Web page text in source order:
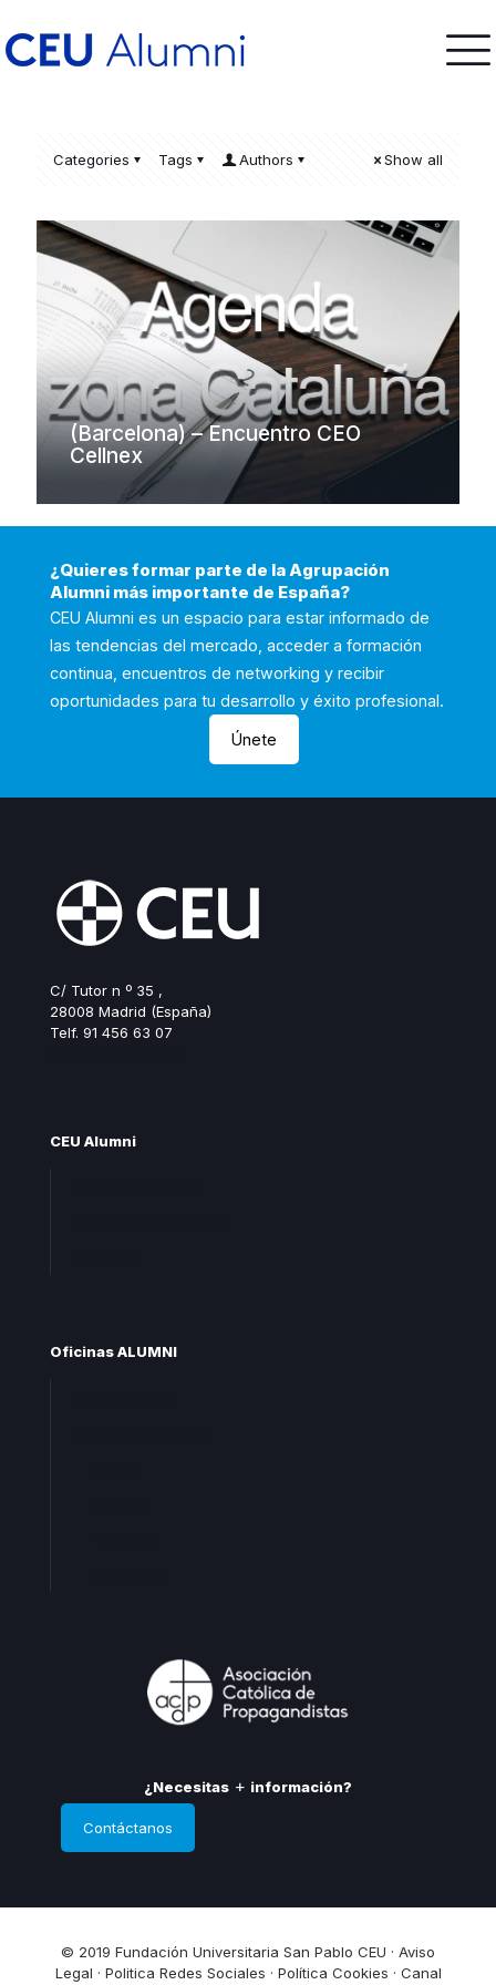
Categories Tags Authors Show all
(Barcelona) – Encuentro CEO
Cellnex
¿Quieres formar parte de la Agrupación
Alumni más importante de España?
CEU Alumni es un espacio para estar informado de
las tendencias del mercado, acceder a formación
continua, encuentros de networking y recibir
oportunidades para tu desarrollo y éxito profesional.
Únete
C/ Tutor n º 35 ,
28008 Madrid (España)
Telf. 91 456 63 07
CEU Alumni
Oficinas ALUMNI
¿Necesitas información?
Contáctanos
© 2019 Fundación Universitaria San Pablo CEU · Aviso
Legal · Politica Redes Sociales · Política Cookies · Canal